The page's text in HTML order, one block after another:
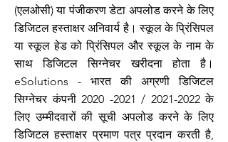
(एलओसी) या पंजीकरण डेटा अपलोड करने के लिए
डिजिटल हस्ताक्षर अनिवार्य है। स्कूल के प्रिंसिपल
या स्कूल हेड को प्रिंसिपल और स्कूल के नाम के
साथ डिजिटल सिग्नेचर खरीदना होता है।
eSolutions - भारत की अग्रणी डिजिटल
सिग्नेचर कंपनी 2020 -2021 / 2021-2022के
लिए उम्मीदवारों की सूची अपलोड करने के लिए
डिजिटल हस्ताक्षर प्रमाण पत्र प्रदान करती है,